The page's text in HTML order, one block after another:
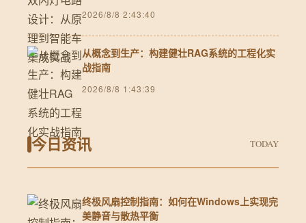
2026/8/8 2:43:40
从概念到生产：构建健壮RAG系统的工程化实
战指南
2026/8/8 1:43:39
今日资讯 TODAY
终极风扇控制指南：如何在Windows上实现完
美静音与散热平衡